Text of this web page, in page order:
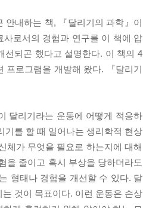
안내하는 책, 『달리기의 과학』이
로서의 경험과 연구를 이 책에 압
선되곤 했다고 설명한다. 이 책의 4
프로그램을 개발해 왔다. 『달리기
달리기라는 운동에 어떻게 적응하
기를 할 때 일어나는 생리학적 현상
체가 무엇을 필요로 하는지에 대해
을 줄이고 혹시 부상을 당하더라도
형태나 경험을 개선할 수 있다. 달
것이 목표이다. 이런 운동은 손상